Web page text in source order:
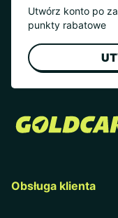
Utwórz konto po
punkty rabatowe
Obsługa klienta